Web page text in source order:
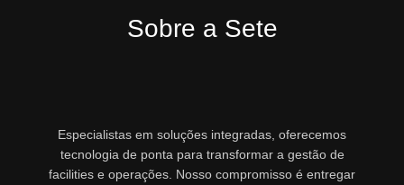
Sobre a Sete
Especialistas em soluções integradas, oferecemos
tecnologia de ponta para transformar a gestão de
facilities e operações. Nosso compromisso é entregar